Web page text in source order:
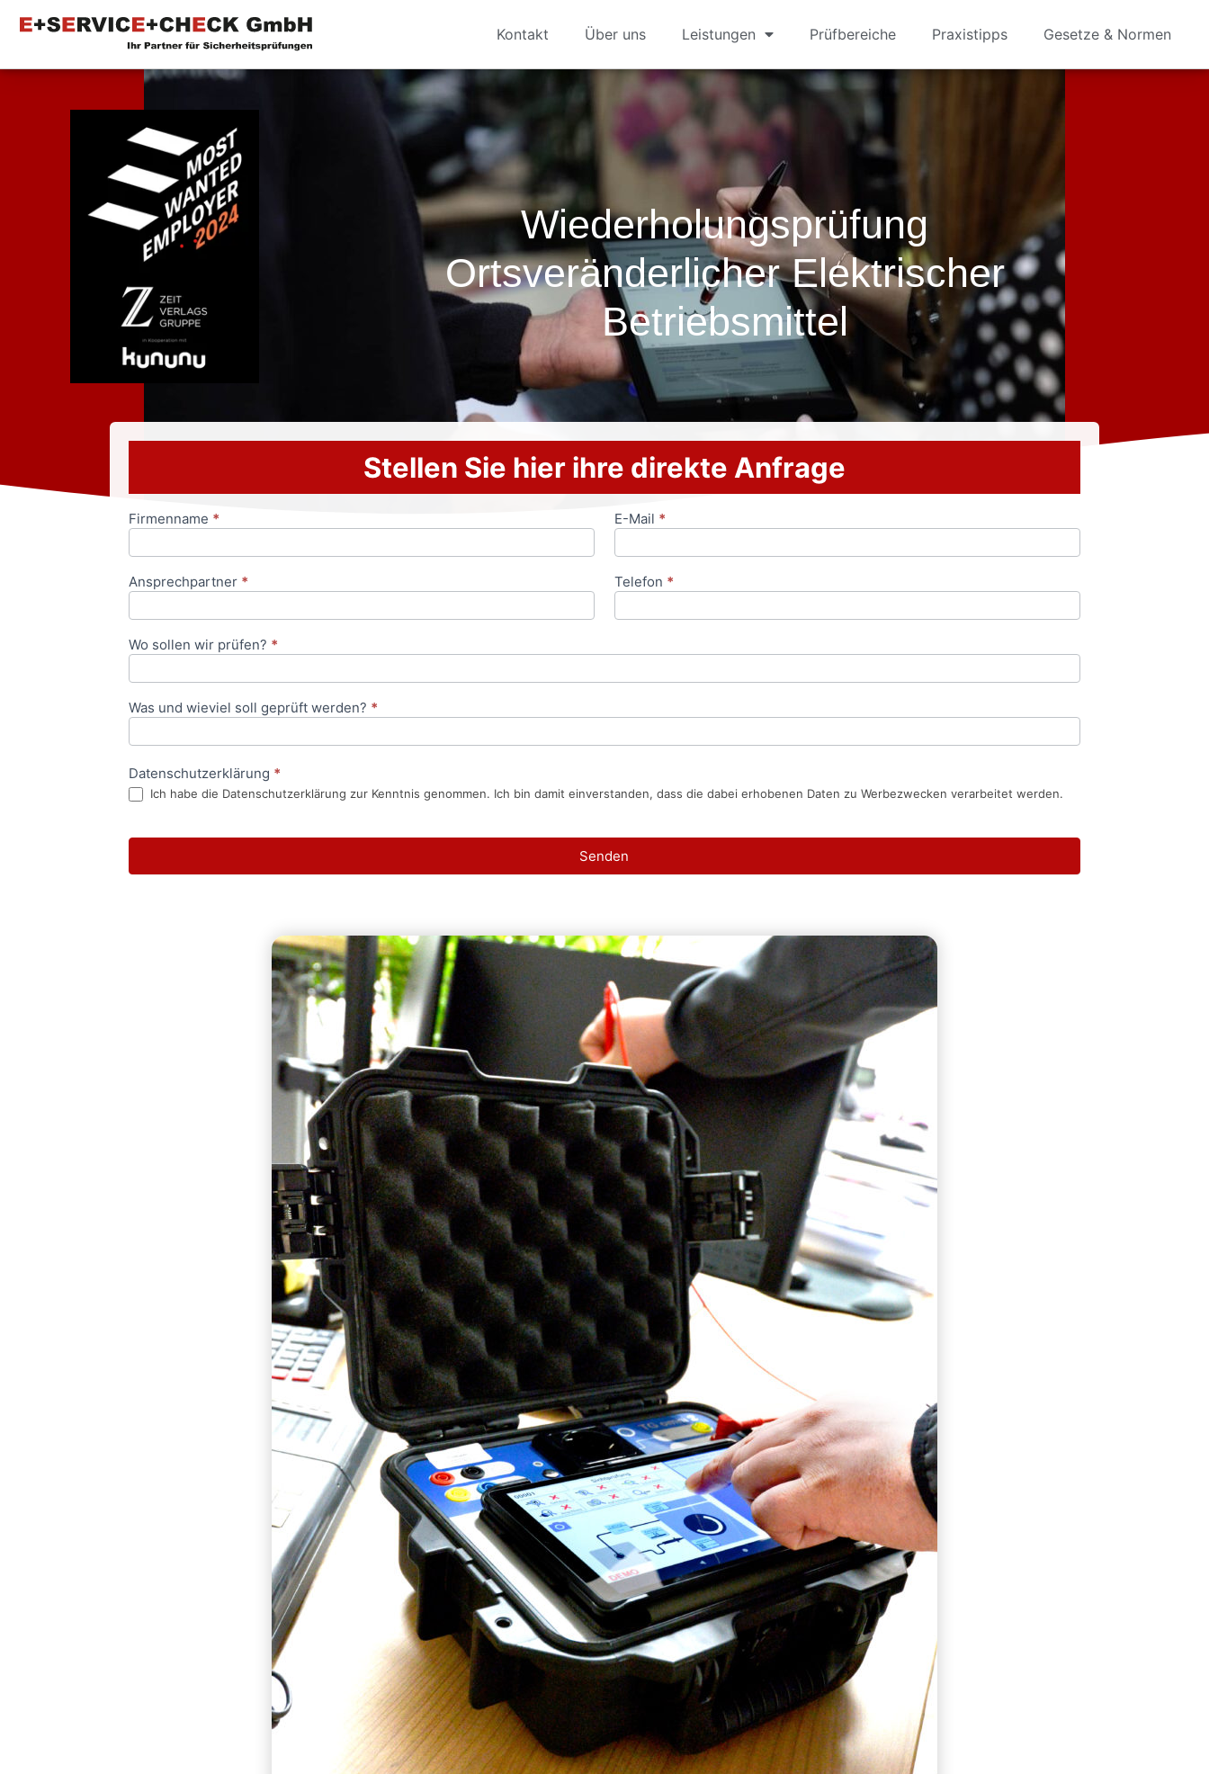
Kontakt Über uns Leistungen Prüfbereiche Praxistipps Gesetze & Normen
Wiederholungsprüfung
Ortsveränderlicher Elektrischer
Betriebsmittel
Stellen Sie hier ihre direkte Anfrage
Anfrageformular
Firmenname * E-Mail *
Ansprechpartner * Telefon *
Wo sollen wir prüfen? *
Was und wieviel soll geprüft werden? *
Datenschutzerklärung *
Ich habe die Datenschutzerklärung zur Kenntnis genommen. Ich bin damit einverstanden, dass die dabei erhobenen Daten zu Werbezwecken verarbeitet werden.
Senden